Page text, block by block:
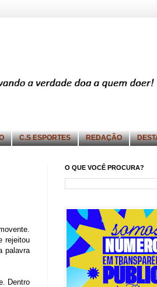
C.S ESPORTES REDAÇÃO
rejeitou
palavra
Dentro
O QUE VOCÊ PROCURA?